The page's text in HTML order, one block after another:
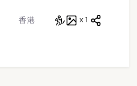
香港 越野跑
x 1